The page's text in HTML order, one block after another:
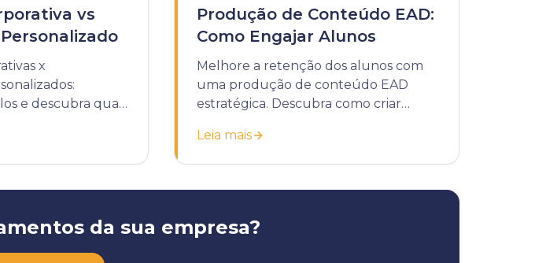
vs
x
e descubra qual
sua empresa.
Produção de Conteúdo EAD:
Como Engajar Alunos
Melhore a retenção dos alunos com
uma produção de conteúdo EAD
estratégica. Descubra como criar
resultados reais.
Leia mais
da sua empresa?